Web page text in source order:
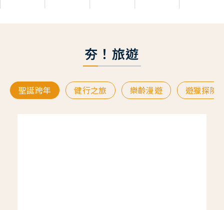
夯！旅遊
聖誕跨年 健行之旅 樂齡漫遊 遊獵探險